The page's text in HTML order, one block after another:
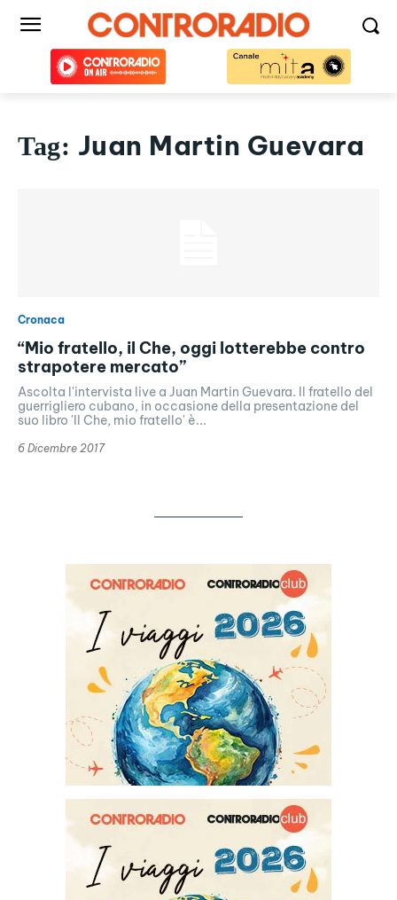
Tag: Juan Martin Guevara
Cronaca
“Mio fratello, il Che, oggi lotterebbe contro
strapotere mercato”
Ascolta l'intervista live a Juan Martin Guevara. Il fratello del
guerrigliero cubano, in occasione della presentazione del
suo libro 'Il Che, mio fratello' è...
6 Dicembre 2017